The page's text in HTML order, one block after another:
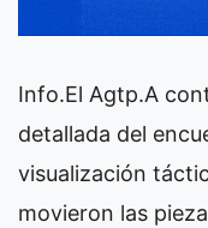
Info.El Agtp.A
detallada del
visualización
movieron las